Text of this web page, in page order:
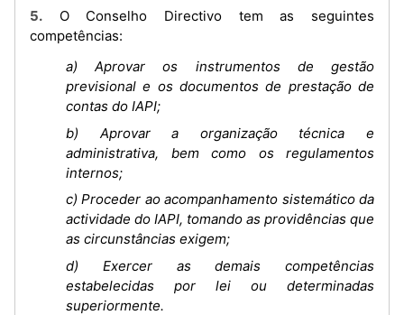
5. O Conselho Directivo tem as seguintes
competências:
a) Aprovar os instrumentos de gestão
previsional e os documentos de prestação de
contas do IAPI;
b) Aprovar a organização técnica e
administrativa, bem como os regulamentos
internos;
c) Proceder ao acompanhamento sistemático da
actividade do IAPI, tomando as providências que
as circunstâncias exigem;
d) Exercer as demais competências
estabelecidas por lei ou determinadas
superiormente.